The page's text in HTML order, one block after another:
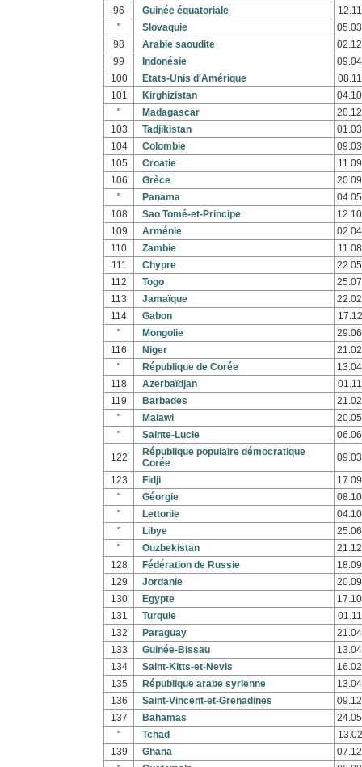
96
Guinée équatoriale
"
Slovaquie
98
Arabie saoudite
99
Indonésie
100
Etats-Unis d'Amérique
101
Kirghizistan
"
Madagascar
103
Tadjikistan
104
Colombie
105
Croatie
106
Grèce
"
Panama
108
Sao Tomé-et-Principe
109
Arménie
110
Zambie
111
Chypre
112
Togo
113
Jamaïque
114
Gabon
"
Mongolie
116
Niger
"
République de Corée
118
Azerbaïdjan
119
Barbades
"
Malawi
"
Sainte-Lucie
122
République populaire démocratique
Corée
123
Fidji
"
Géorgie
"
Lettonie
"
Libye
"
Ouzbekistan
128
Fédération de Russie
129
Jordanie
130
Egypte
131
Turquie
132
Paraguay
133
Guinée-Bissau
134
Saint-Kitts-et-Nevis
135
République arabe syrienne
136
Saint-Vincent-et-Grenadines
137
Bahamas
"
Tchad
139
Ghana